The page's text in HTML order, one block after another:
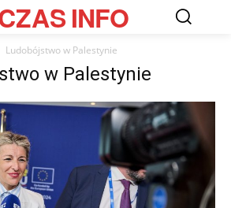
INFO
Ludobójstwo w Palestynie
w Palestynie